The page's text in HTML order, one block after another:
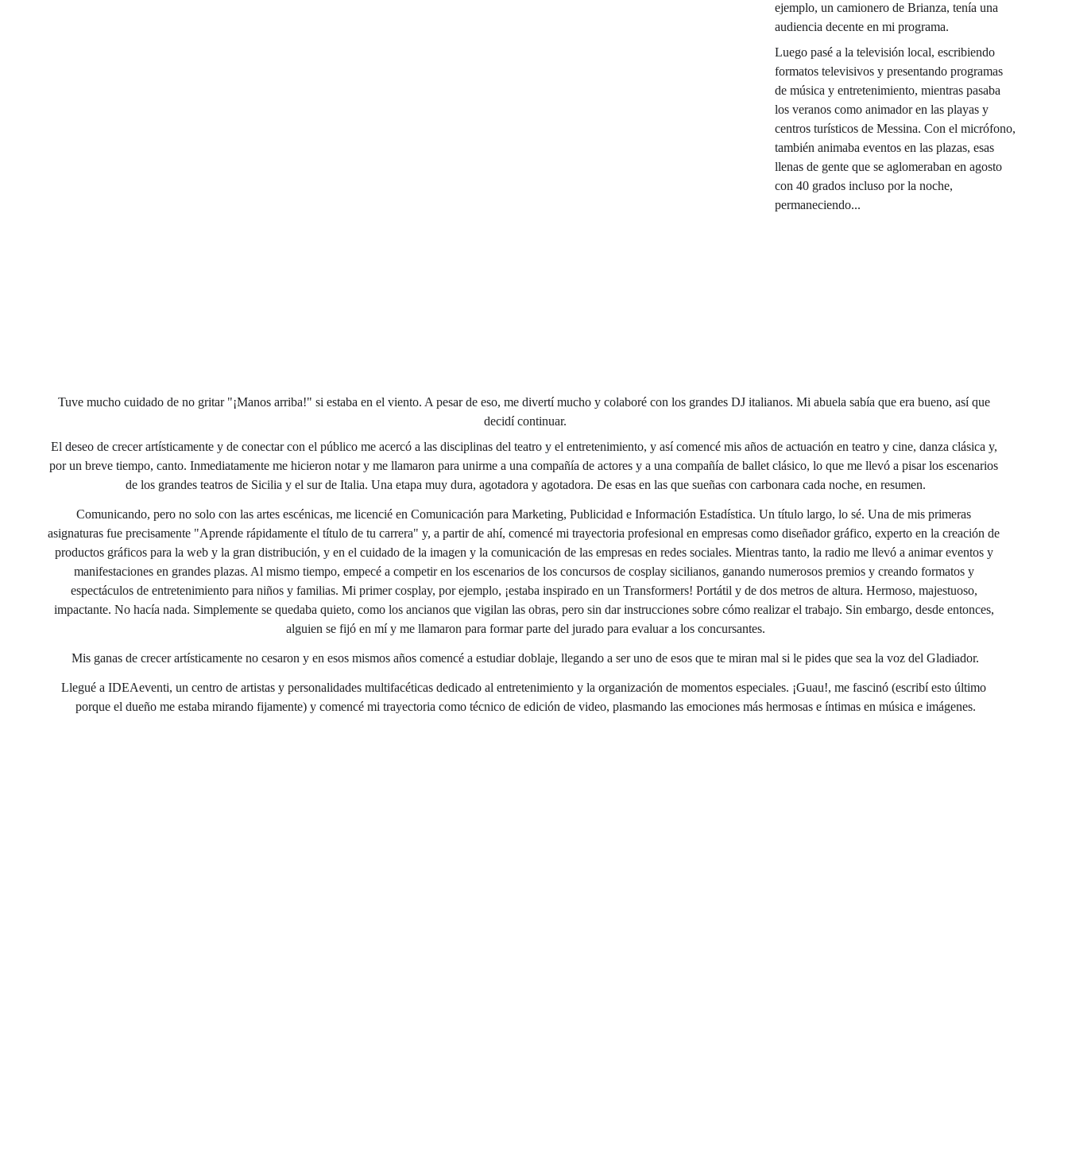
ejemplo, un camionero de Brianza, tenía una
audiencia decente en mi programa.
Luego pasé a la televisión local, escribiendo
formatos televisivos y presentando programas
de música y entretenimiento, mientras pasaba
los veranos como animador en las playas y
centros turísticos de Messina. Con el micrófono,
también animaba eventos en las plazas, esas
llenas de gente que se aglomeraban en agosto
con 40 grados incluso por la noche,
permaneciendo...
Tuve mucho cuidado de no gritar "¡Manos arriba!" si estaba en el viento. A pesar de eso, me divertí mucho y colaboré con los grandes DJ italianos. Mi abuela sabía que era bueno, así que
decidí continuar.
El deseo de crecer artísticamente y de conectar con el público me acercó a las disciplinas del teatro y el entretenimiento, y así comencé mis años de actuación en teatro y cine, danza clásica y,
por un breve tiempo, canto. Inmediatamente me hicieron notar y me llamaron para unirme a una compañía de actores y a una compañía de ballet clásico, lo que me llevó a pisar los escenarios
de los grandes teatros de Sicilia y el sur de Italia. Una etapa muy dura, agotadora y agotadora. De esas en las que sueñas con carbonara cada noche, en resumen.
Comunicando, pero no solo con las artes escénicas, me licencié en Comunicación para Marketing, Publicidad e Información Estadística. Un título largo, lo sé. Una de mis primeras
asignaturas fue precisamente "Aprende rápidamente el título de tu carrera" y, a partir de ahí, comencé mi trayectoria profesional en empresas como diseñador gráfico, experto en la creación de
productos gráficos para la web y la gran distribución, y en el cuidado de la imagen y la comunicación de las empresas en redes sociales. Mientras tanto, la radio me llevó a animar eventos y
manifestaciones en grandes plazas. Al mismo tiempo, empecé a competir en los escenarios de los concursos de cosplay sicilianos, ganando numerosos premios y creando formatos y
espectáculos de entretenimiento para niños y familias. Mi primer cosplay, por ejemplo, ¡estaba inspirado en un Transformers! Portátil y de dos metros de altura. Hermoso, majestuoso,
impactante. No hacía nada. Simplemente se quedaba quieto, como los ancianos que vigilan las obras, pero sin dar instrucciones sobre cómo realizar el trabajo. Sin embargo, desde entonces,
alguien se fijó en mí y me llamaron para formar parte del jurado para evaluar a los concursantes.
Mis ganas de crecer artísticamente no cesaron y en esos mismos años comencé a estudiar doblaje, llegando a ser uno de esos que te miran mal si le pides que sea la voz del Gladiador.
Llegué a IDEAeventi, un centro de artistas y personalidades multifacéticas dedicado al entretenimiento y la organización de momentos especiales. ¡Guau!, me fascinó (escribí esto último
porque el dueño me estaba mirando fijamente) y comencé mi trayectoria como técnico de edición de video, plasmando las emociones más hermosas e íntimas en música e imágenes.